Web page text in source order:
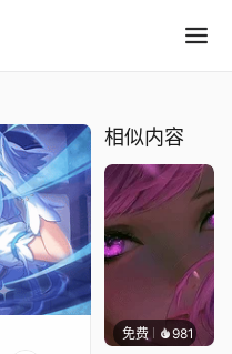
相似内容
免费 981辰东